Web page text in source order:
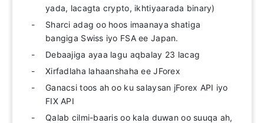
yada, lacagta crypto, ikhtiyaarada binary)
Sharci adag oo hoos imaanaya shatiga
bangiga Swiss iyo FSA ee Japan.
Debaajiga ayaa lagu aqbalay 23 lacag
Xirfadlaha lahaanshaha ee JForex
Ganacsi toos ah oo ku salaysan jForex API iyo
FIX API
Qalab cilmi-baaris oo kala duwan oo suuqa ah,